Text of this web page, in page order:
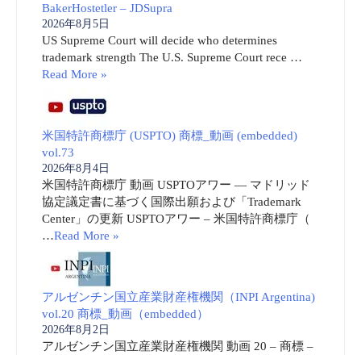
BakerHostetler – JDSupra
2026年8月5日
US Supreme Court will decide who determines
trademark strength The U.S. Supreme Court rece …
Read More »
米国特許商標庁 (USPTO) 商標_動画 (embedded)
vol.73
2026年8月4日
米国特許商標庁 動画 USPTOアワー ― マドリッド
協定議定書に基づく国際出願および「Trademark
Center」の更新 USPTOアワー – 米国特許商標庁（
…Read More »
アルゼンチン国立産業財産権機関（INPI Argentina)
vol.20 商標_動画（embedded）
2026年8月2日
アルゼンチン国立産業財産権機関 動画 20 – 商標 –